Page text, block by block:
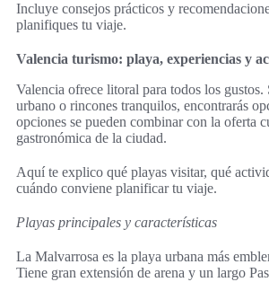
Incluye consejos prácticos y
planifiques tu viaje.
Valencia turismo: playa, experiencias y
Valencia ofrece litoral para todos los gustos.
urbano o rincones tranquilos, encontrarás
opciones se pueden combinar con la oferta
gastronómica de la ciudad.
Aquí te explico qué playas visitar, qué
cuándo conviene planificar tu viaje.
Playas principales y características
La Malvarrosa es la playa urbana más
Tiene gran extensión de arena y un largo